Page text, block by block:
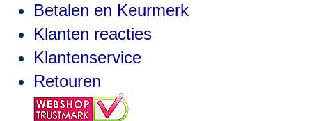
Betalen en Keurmerk
Klanten reacties
Klantenservice
Retouren